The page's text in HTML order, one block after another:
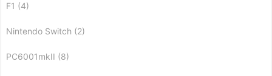
F1 (4)
Nintendo Switch (2)
PC6001mkII (8)